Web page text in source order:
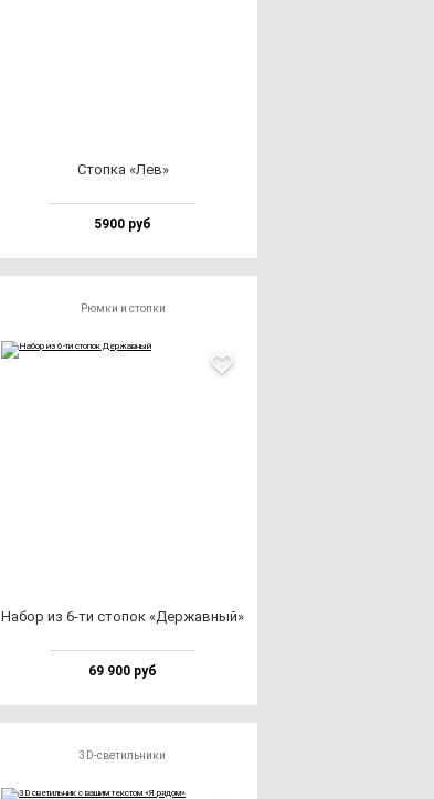
Стоп­ка «Лев»
5900 руб
Рюмки и стопки
Набор из 6-ти сто­пок «Дер­жав­ный»
69 900 руб
3D-светильники